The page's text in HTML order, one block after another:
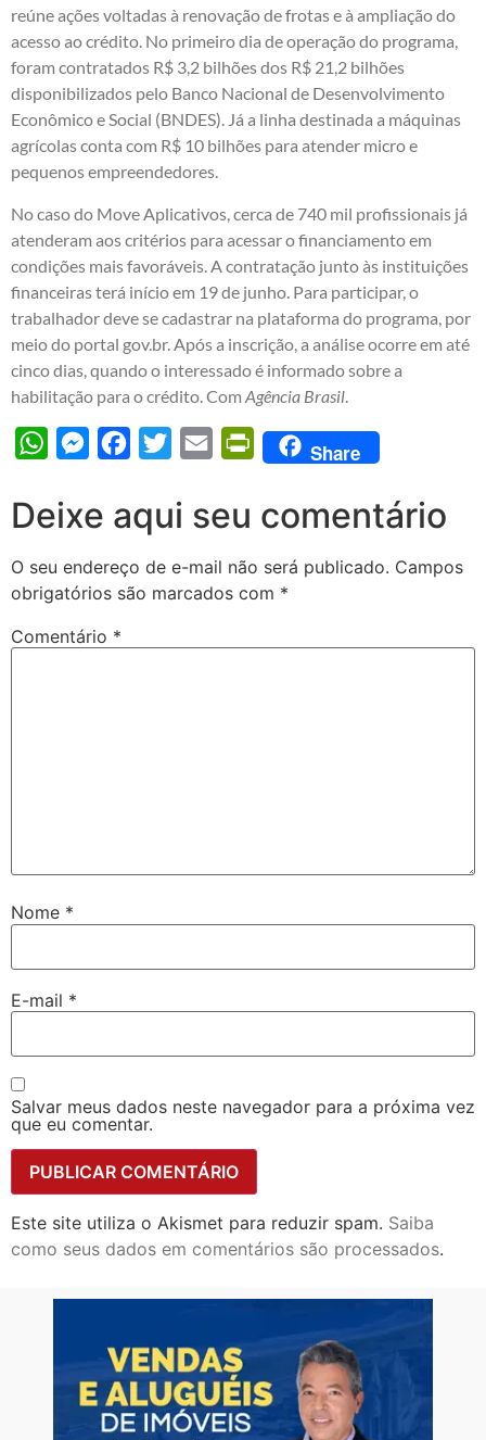
reúne ações voltadas à renovação de frotas e à ampliação do
acesso ao crédito. No primeiro dia de operação do programa,
foram contratados R$ 3,2 bilhões dos R$ 21,2 bilhões
disponibilizados pelo Banco Nacional de Desenvolvimento
Econômico e Social (BNDES). Já a linha destinada a máquinas
agrícolas conta com R$ 10 bilhões para atender micro e
pequenos empreendedores.
No caso do Move Aplicativos, cerca de 740 mil profissionais já
atenderam aos critérios para acessar o financiamento em
condições mais favoráveis. A contratação junto às instituições
financeiras terá início em 19 de junho. Para participar, o
trabalhador deve se cadastrar na plataforma do programa, por
meio do portal gov.br. Após a inscrição, a análise ocorre em até
cinco dias, quando o interessado é informado sobre a
habilitação para o crédito. Com Agência Brasil
WhatsAppMessengerFacebook
Twitter Email PrintFriendly
Share
Deixe aqui seu comentário
O seu endereço de e-mail não será publicado. Campos
obrigatórios são marcados com *
Comentário *
Nome *
E-mail *
Salvar meus dados neste navegador para a próxima vez
que eu comentar.
Este site utiliza o Akismet para reduzir spam. Saiba
como seus dados em comentários são processados.